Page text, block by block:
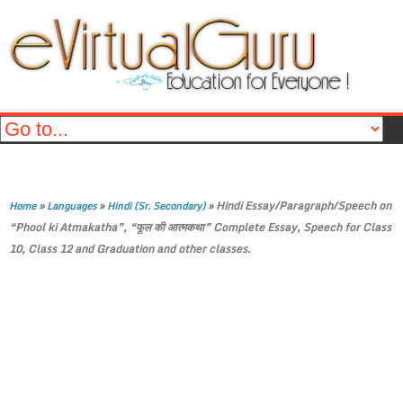
Home»Languages»Hindi (Sr. Secondary)»Hindi Essay/Paragraph/Speech on
“Phool ki Atmakatha”, “फूल की आत्मकथा” Complete Essay, Speech for Class
10, Class 12 and Graduation and other classes.